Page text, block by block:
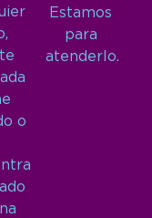
o
Estamos
para
atenderlo.